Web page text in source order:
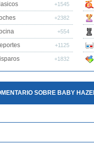
+1545
+2382
+554
+1125
+1832
SOBRE BABY